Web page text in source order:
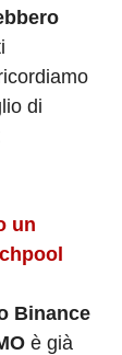
di
un
Binance
è già